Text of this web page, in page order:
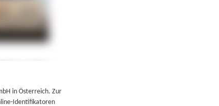
in Österreich. Zur
Identifikatoren